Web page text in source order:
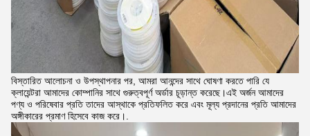
বিস্তারিত আলোচনা ও উপস্থাপনার পর, আমরা আনন্দের সাথে ঘোষণা করতে পারি যে
ক্লায়েন্টরা আমাদের কোম্পানির সাথে গুরুত্বপূর্ণ অর্ডার চূড়ান্ত করেছে।এই অর্জন আমাদের
পণ্য ও পরিষেবার প্রতি তাদের আস্থাকে প্রতিফলিত করে এবং মূল্য প্রদানের প্রতি আমাদের
অঙ্গীকারের প্রমাণ হিসেবে কাজ করে।.